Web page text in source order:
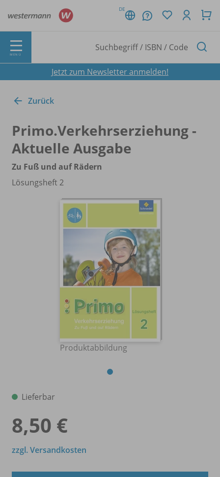
DE
MENÜ
Jetzt zum Newsletter anmelden!
Zurück
Primo.Verkehrserziehung -
Aktuelle Ausgabe
Zu Fuß und auf Rädern
Lösungsheft 2
Produktabbildung
Lieferbar
8,50 €
zzgl. Versandkosten